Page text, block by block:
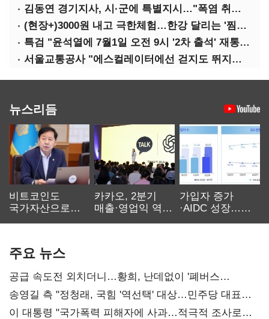
김동연 경기지사, 시·군에 특별지시…"폭염 취약계층 안전대책 강화"
(현장+)3000원 내고 극한체험…한강 달리는 '찜통버스'
특검 "윤석열에 7월1일 오전 9시 '2차 출석' 재통보"
서울교통공사 "에스컬레이터에선 걷지도 뛰지도 말아주세요"
뉴스리듬
비트코인도
국가자산으로…'
카카오, 2분기
매출·영업익 역대
가입자 증가
·AIDC 성장…
주요 뉴스
공급 속도전 외치더니…황희, 난데없이 '폐버스
리모델링' 제안
송영길 측 "정청래, 국힘 '역선택' 대상…민주당 대표로
총선 지휘 못해"
이 대통령 "국가폭력 피해자에 사과…적극적 조사로